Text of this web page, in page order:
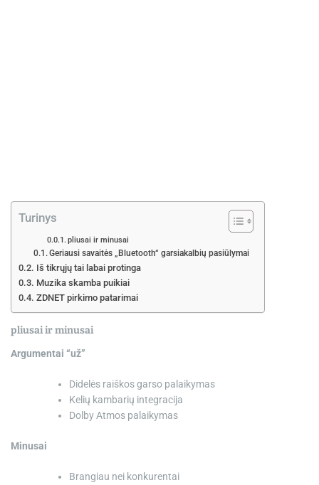
Turinys
pliusai ir minusai
Geriausi savaitės „Bluetooth“ garsiakalbių pasiūlymai
Iš tikrųjų tai labai protinga
Muzika skamba puikiai
ZDNET pirkimo patarimai
pliusai ir minusai
Argumentai “už”
Didelės raiškos garso palaikymas
Kelių kambarių integracija
Dolby Atmos palaikymas
Minusai
Brangiau nei konkurentai